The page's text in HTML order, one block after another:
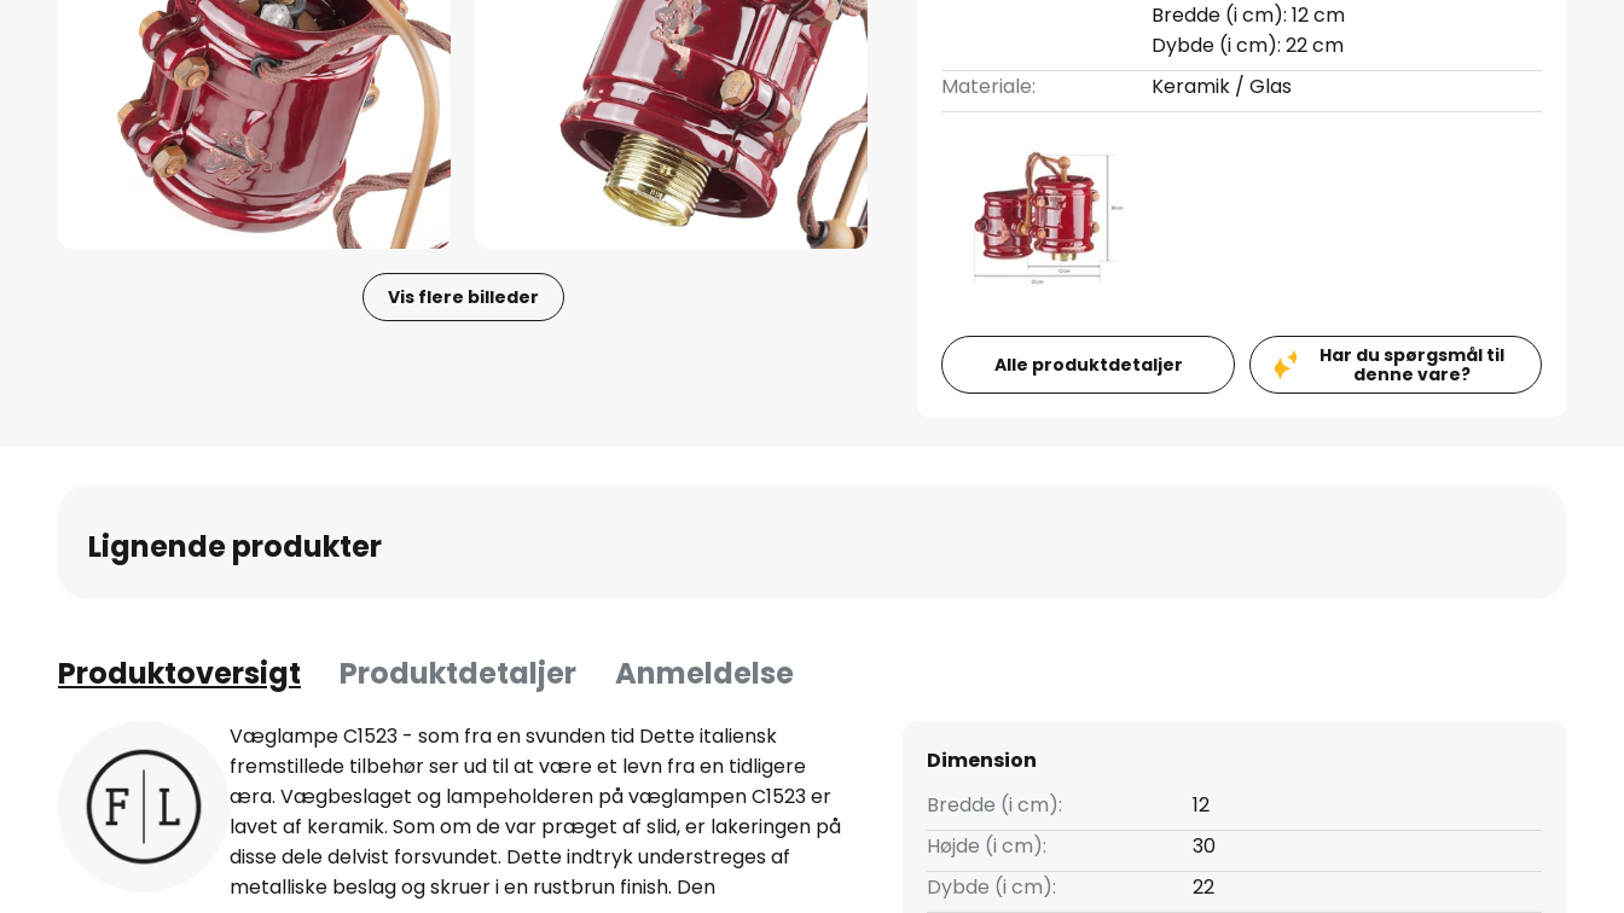
Vis flere billeder
Bredde (i cm): 12 cm
Dybde (i cm): 22 cm
Materiale:
Keramik / Glas
Alle produktdetaljer
Har du spørgsmål til
denne vare?
Lignende produkter
Produktoversigt Produktdetaljer Anmeldelse
Væglampe C1523 - som fra en svunden tid Dette italiensk
fremstillede tilbehør ser ud til at være et levn fra en tidligere
æra. Vægbeslaget og lampeholderen på væglampen C1523 er
lavet af keramik. Som om de var præget af slid, er lakeringen på
disse dele delvist forsvundet. Dette indtryk understreges af
metalliske beslag og skruer i en rustbrun finish. Den
Dimension
Bredde (i cm):
12
Højde (i cm):
30
Dybde (i cm):
22